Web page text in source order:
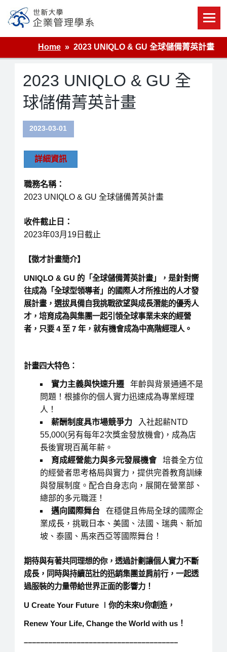
content
世新大學企業管理學系
Home
2023 UNIQLO & GU 全球儲備菁英計畫
2023 UNIQLO & GU 全
球儲備菁英計畫
2023-03-01
詳細資訊
職務名稱：
2023 UNIQLO & GU 全球儲備菁英計畫
收件截止日：
2023年03月19日截止
【徵才計畫簡介】
UNIQLO & GU 的「全球儲備菁英計畫」，是針對嚮
往成為「全球型領導者」的國際人才所推出的人才發
展計畫，選拔具備自我挑戰欲望與成長潛能的優秀人
才，培育成為與集團一起引領全球事業未來的經營
者，只要 4 至 7 年，就有機會成為中高階經理人。
計畫四大特色：
實力主義與快速升遷年齡與背景通通不是
問題！根據你的個人實力迅速成為專業經理
人！
薪酬制度具市場競爭力入社起薪NTD
55,000(另有每年2次獎金發放機會)，成為店
長後實現百萬年薪。
育成經營能力與多元發展機會培養全方位
的經營者思考格局與實力，提供完善教育訓練
與發展制度。配合自身志向，展開在營業部、
總部的多元職涯！
邁向國際舞台在穩健且佈局全球的國際企
業成長，挑戰日本、美國、法國、瑞典、新加
坡、泰國、馬來西亞等國際舞台！
期待與有著共同理想的你，透過計劃讓個人實力不斷
成長，同時與持續茁壯的迅銷集團並肩前行，一起透
過服裝的力量帶給世界正面的影響力！
U Create Your Future ∣你的未來U你創造，
Renew Your Life, Change the World with us！
––––––––––––––––––––––––––––––––––––––